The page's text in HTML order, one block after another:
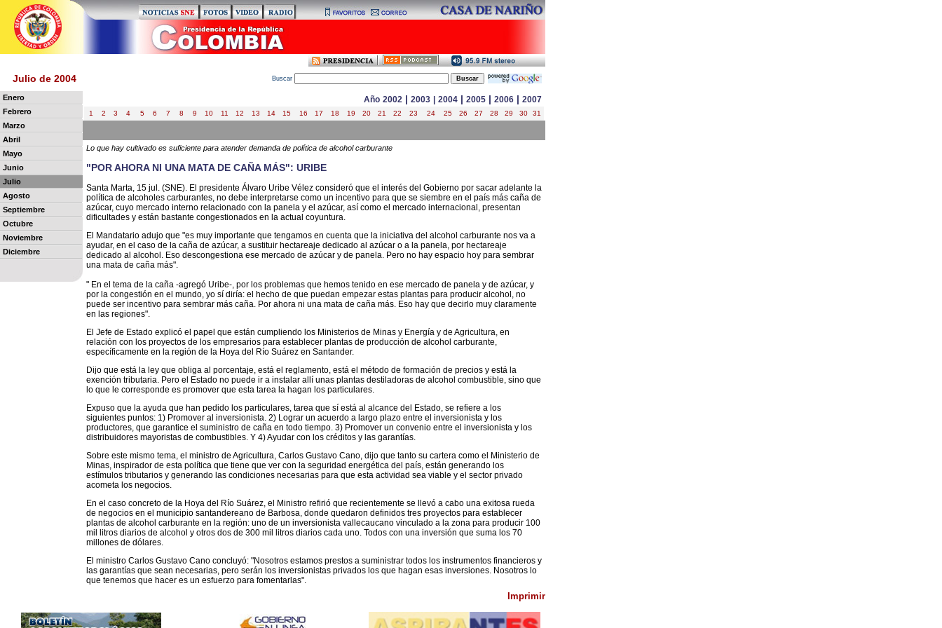
Julio de 2004 Buscar
Enero
Febrero
Marzo
Abril
Mayo
Junio
Julio
Agosto
Septiembre
Octubre
Noviembre
Diciembre
Año 2002 | 2003 2004 | 2005 | 2006 | 2007
1 2 3 4 5 6 7 8 9 10 11 12 13 14 15 16 17 18 19 20 21 22 23 24 25 26 27 28 29 30 31
Lo que hay cultivado es suficiente para atender demanda de política de alcohol carburante
"POR AHORA NI UNA MATA DE CAÑA MÁS": URIBE
Santa Marta, 15 jul. (SNE). El presidente Álvaro Uribe Vélez consideró que el interés del Gobierno por sacar adelante la
política de alcoholes carburantes, no debe interpretarse como un incentivo para que se siembre en el país más caña de
azúcar, cuyo mercado interno relacionado con la panela y el azúcar, así como el mercado internacional, presentan
dificultades y están bastante congestionados en la actual coyuntura.
El Mandatario adujo que "es muy importante que tengamos en cuenta que la iniciativa del alcohol carburante nos va a
ayudar, en el caso de la caña de azúcar, a sustituir hectareaje dedicado al azúcar o a la panela, por hectareaje
dedicado al alcohol. Eso descongestiona ese mercado de azúcar y de panela. Pero no hay espacio hoy para sembrar
una mata de caña más".
" En el tema de la caña -agregó Uribe-, por los problemas que hemos tenido en ese mercado de panela y de azúcar, y
por la congestión en el mundo, yo sí diría: el hecho de que puedan empezar estas plantas para producir alcohol, no
puede ser incentivo para sembrar más caña. Por ahora ni una mata de caña más. Eso hay que decirlo muy claramente
en las regiones".
El Jefe de Estado explicó el papel que están cumpliendo los Ministerios de Minas y Energía y de Agricultura, en
relación con los proyectos de los empresarios para establecer plantas de producción de alcohol carburante,
específicamente en la región de la Hoya del Río Suárez en Santander.
Dijo que está la ley que obliga al porcentaje, está el reglamento, está el método de formación de precios y está la
exención tributaria. Pero el Estado no puede ir a instalar allí unas plantas destiladoras de alcohol combustible, sino que
lo que le corresponde es promover que esta tarea la hagan los particulares.
Expuso que la ayuda que han pedido los particulares, tarea que sí está al alcance del Estado, se refiere a los
siguientes puntos: 1) Promover al inversionista. 2) Lograr un acuerdo a largo plazo entre el inversionista y los
productores, que garantice el suministro de caña en todo tiempo. 3) Promover un convenio entre el inversionista y los
distribuidores mayoristas de combustibles. Y 4) Ayudar con los créditos y las garantías.
Sobre este mismo tema, el ministro de Agricultura, Carlos Gustavo Cano, dijo que tanto su cartera como el Ministerio de
Minas, inspirador de esta política que tiene que ver con la seguridad energética del país, están generando los
estímulos tributarios y generando las condiciones necesarias para que esta actividad sea viable y el sector privado
acometa los negocios.
En el caso concreto de la Hoya del Río Suárez, el Ministro refirió que recientemente se llevó a cabo una exitosa rueda
de negocios en el municipio santandereano de Barbosa, donde quedaron definidos tres proyectos para establecer
plantas de alcohol carburante en la región: uno de un inversionista vallecaucano vinculado a la zona para producir 100
mil litros diarios de alcohol y otros dos de 300 mil litros diarios cada uno. Todos con una inversión que suma los 70
millones de dólares.
El ministro Carlos Gustavo Cano concluyó: "Nosotros estamos prestos a suministrar todos los instrumentos financieros y
las garantías que sean necesarias, pero serán los inversionistas privados los que hagan esas inversiones. Nosotros lo
que tenemos que hacer es un esfuerzo para fomentarlas".
Imprimir